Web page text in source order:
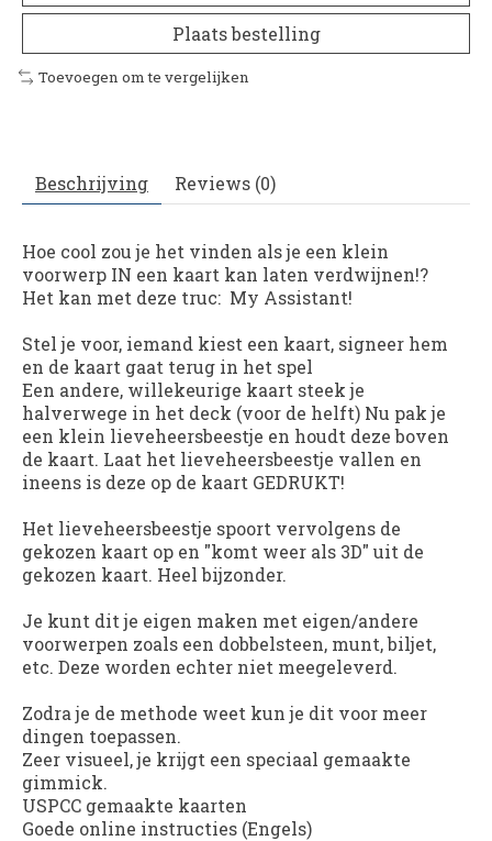
Plaats bestelling
Toevoegen om te vergelijken
Beschrijving Reviews (0)
Hoe cool zou je het vinden als je een klein
voorwerp IN een kaart kan laten verdwijnen!?
Het kan met deze truc: My Assistant!
Stel je voor, iemand kiest een kaart, signeer hem
en de kaart gaat terug in het spel
Een andere, willekeurige kaart steek je
halverwege in het deck (voor de helft) Nu pak je
een klein lieveheersbeestje en houdt deze boven
de kaart. Laat het lieveheersbeestje vallen en
ineens is deze op de kaart GEDRUKT!
Het lieveheersbeestje spoort vervolgens de
gekozen kaart op en "komt weer als 3D" uit de
gekozen kaart. Heel bijzonder.
Je kunt dit je eigen maken met eigen/andere
voorwerpen zoals een dobbelsteen, munt, biljet,
etc. Deze worden echter niet meegeleverd.
Zodra je de methode weet kun je dit voor meer
dingen toepassen.
Zeer visueel, je krijgt een speciaal gemaakte
gimmick.
USPCC gemaakte kaarten
Goede online instructies (Engels)